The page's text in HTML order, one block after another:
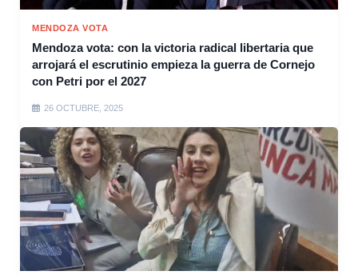
MENDOZA VOTA
Mendoza vota: con la victoria radical libertaria que
arrojará el escrutinio empieza la guerra de Cornejo
con Petri por el 2027
26 OCTUBRE, 2025